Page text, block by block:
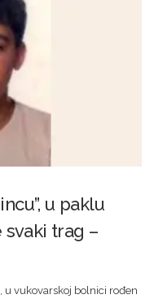
u paklu
trag –
u vukovarskoj bolnici rođen